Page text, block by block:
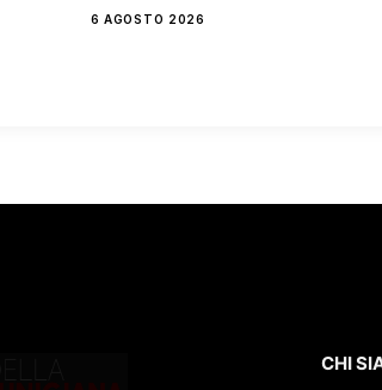
6 AGOSTO 2026
CHI